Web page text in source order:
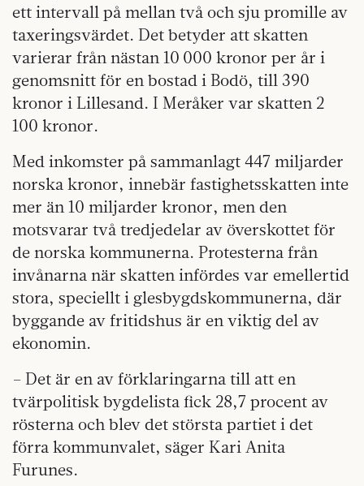
ett intervall på mellan två och sju promille av
taxeringsvärdet. Det betyder att skatten
varierar från nästan 10 000 kronor per år i
genomsnitt för en bostad i Bodö, till 390
kronor i Lillesand. I Meråker var skatten 2
100 kronor.
Med inkomster på sammanlagt 447 miljarder
norska kronor, innebär fastighetsskatten inte
mer än 10 miljarder kronor, men den
motsvarar två tredjedelar av överskottet för
de norska kommunerna. Protesterna från
invånarna när skatten infördes var emellertid
stora, speciellt i glesbygdskommunerna, där
byggande av fritidshus är en viktig del av
ekonomin.
– Det är en av förklaringarna till att en
tvärpolitisk bygdelista fick 28,7 procent av
rösterna och blev det största partiet i det
förra kommunvalet, säger Kari Anita
Furunes.